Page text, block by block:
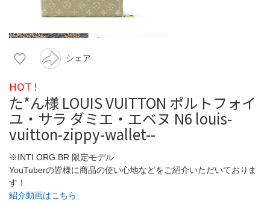
シェア
HOT !
た*ん様 LOUIS VUITTON ポルトフォイ
ユ・サラ ダミエ・エベヌ N6 louis-
vuitton-zippy-wallet--
※INTI.ORG.BR 限定モデル
YouTuberの皆様に商品の使い心地などをご紹介いただいておりま
す！
紹介動画はこちら